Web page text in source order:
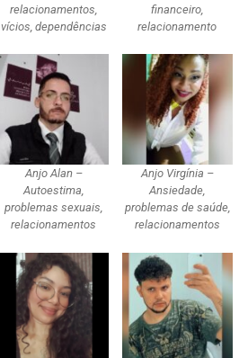
relacionamentos,
vícios, dependências
financeiro,
relacionamento
Anjo Alan –
Autoestima,
problemas sexuais,
relacionamentos
Anjo Virgínia –
Ansiedade,
problemas de saúde,
relacionamentos